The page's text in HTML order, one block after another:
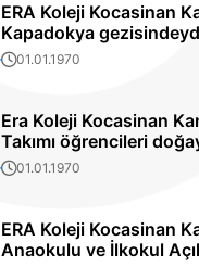
ERA Koleji Kocasinan
Kapadokya
01.01.1970
Era Koleji Kocasinan
Takımı öğrencileri
01.01.1970
ERA Koleji Kocasinan
Anaokulu ve İlkokul